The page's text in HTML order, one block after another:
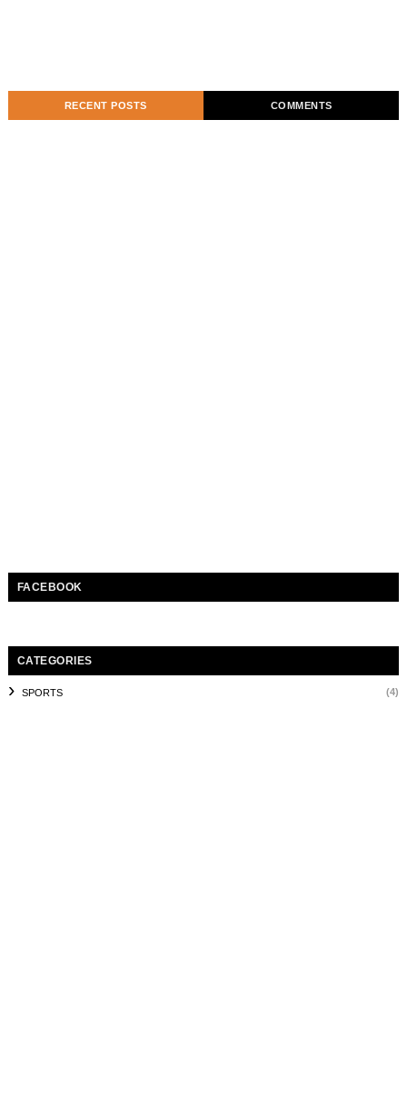
RECENT POSTS COMMENTS
FACEBOOK
CATEGORIES
SPORTS (4)